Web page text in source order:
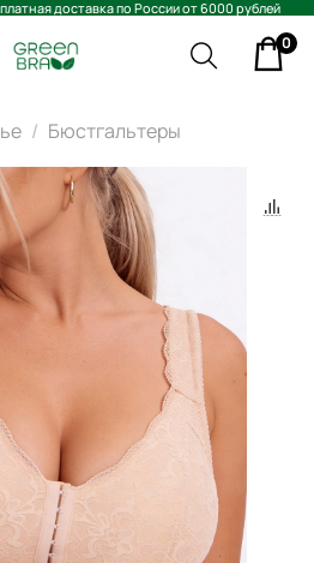
доставка по России от 6000 рублей
0
Бюстгальтеры